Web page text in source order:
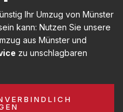
Ihr Umzug von Münster
kann: Nutzen Sie unsere
aus Münster und
zu unschlagbaren